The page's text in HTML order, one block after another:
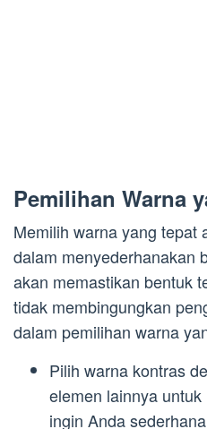
Pemilihan Warna
Memilih warna yang tepat
dalam menyederhanakan
akan memastikan bentuk
tidak membingungkan
dalam pemilihan warna
Pilih warna kontras
elemen lainnya
ingin Anda